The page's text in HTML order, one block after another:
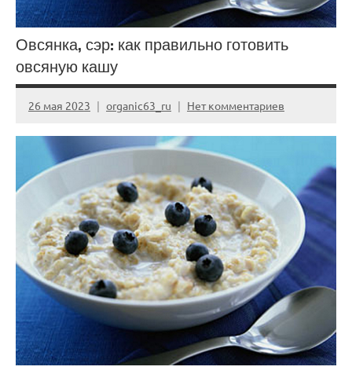
Овсянка, сэр: как правильно готовить
овсяную кашу
26 мая 2023 organic63_ru Нет комментариев